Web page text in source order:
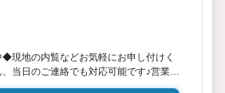
現地の内覧などお気軽にお申し付けく
当日のご連絡でも対応可能です♪営業時
談可能ですよ♪事前にご予約も大歓迎で